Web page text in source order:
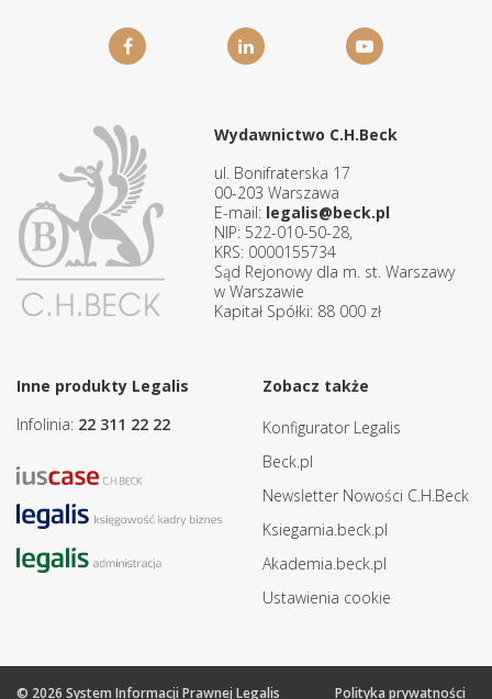
Wydawnictwo C.H.Beck
ul. Bonifraterska 17
00-203 Warszawa
E-mail: legalis@beck.pl
NIP: 522-010-50-28,
KRS: 0000155734
Sąd Rejonowy dla m. st. Warszawy
w Warszawie
Kapitał Spółki: 88 000 zł
Inne produkty Legalis
Infolinia: 22 311 22 22
Zobacz także
Konfigurator Legalis
Beck.pl
Newsletter Nowości C.H.Beck
Ksiegarnia.beck.pl
Akademia.beck.pl
Ustawienia cookie
© 2026 System Informacji Prawnej Legalis Polityka prywatności